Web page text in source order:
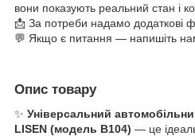
вони показують реальний стан і
📩 За потреби надамо додаткові
💬 Якщо є питання — напишіть
Опис товару
✨ Універсальний
LISEN (модель B104) — це